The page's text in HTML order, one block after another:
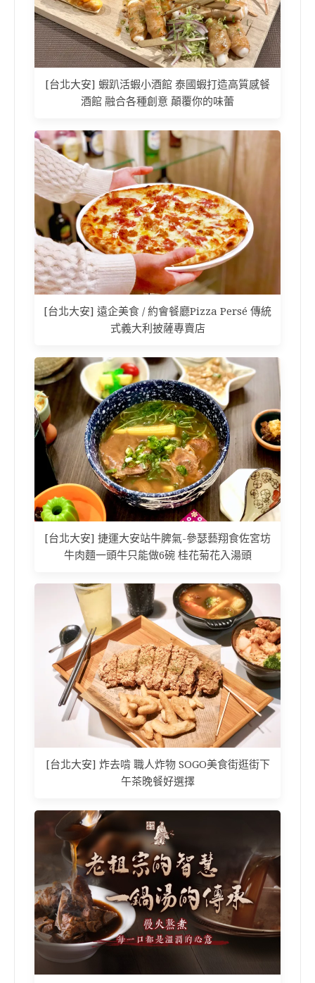
[台北大安] 蝦趴活蝦小酒館 泰國蝦打造高質感餐
酒館 融合各種創意 顛覆你的味蕾
[台北大安] 遠企美食 / 約會餐廳Pizza Persé 傳統
式義大利披薩專賣店
[台北大安] 捷運大安站牛脾氣-參瑟藝翔食佐宮坊
牛肉麵一頭牛只能做6碗 桂花菊花入湯頭
[台北大安] 炸去啃 職人炸物 SOGO美食街逛街下
午茶晚餐好選擇